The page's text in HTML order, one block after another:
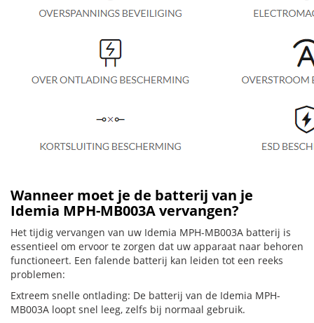
Wanneer moet je de batterij van je
Idemia MPH-MB003A vervangen?
Het tijdig vervangen van uw Idemia MPH-MB003A batterij is
essentieel om ervoor te zorgen dat uw apparaat naar behoren
functioneert. Een falende batterij kan leiden tot een reeks
problemen:
Extreem snelle ontlading: De batterij van de Idemia MPH-
MB003A loopt snel leeg, zelfs bij normaal gebruik.